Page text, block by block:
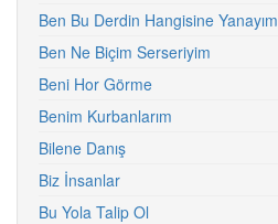
Ben Bu Derdin Hangisine Yanayım
Ben Ne Biçim Serseriyim
Beni Hor Görme
Benim Kurbanlarım
Bilene Danış
Biz İnsanlar
Bu Yola Talip Ol